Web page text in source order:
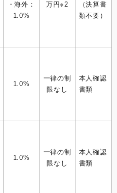
・海外：
1.0%
万円※2
（決算書
類不要）
1.0%
一律の制
限なし
本人確認
書類
1.0%
一律の制
限なし
本人確認
書類